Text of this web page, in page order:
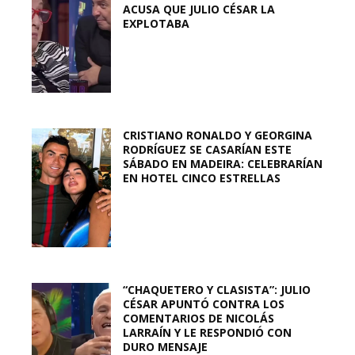
ACUSA QUE JULIO CÉSAR LA
EXPLOTABA
CRISTIANO RONALDO Y GEORGINA
RODRÍGUEZ SE CASARÍAN ESTE
SÁBADO EN MADEIRA: CELEBRARÍAN
EN HOTEL CINCO ESTRELLAS
“CHAQUETERO Y CLASISTA”: JULIO
CÉSAR APUNTÓ CONTRA LOS
COMENTARIOS DE NICOLÁS
LARRAÍN Y LE RESPONDIÓ CON
DURO MENSAJE